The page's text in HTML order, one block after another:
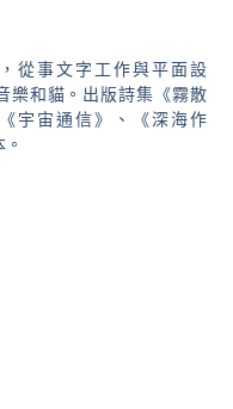
從事文字工作與平面設
樂和貓。出版詩集《霧散
宇宙通信》、《深海作